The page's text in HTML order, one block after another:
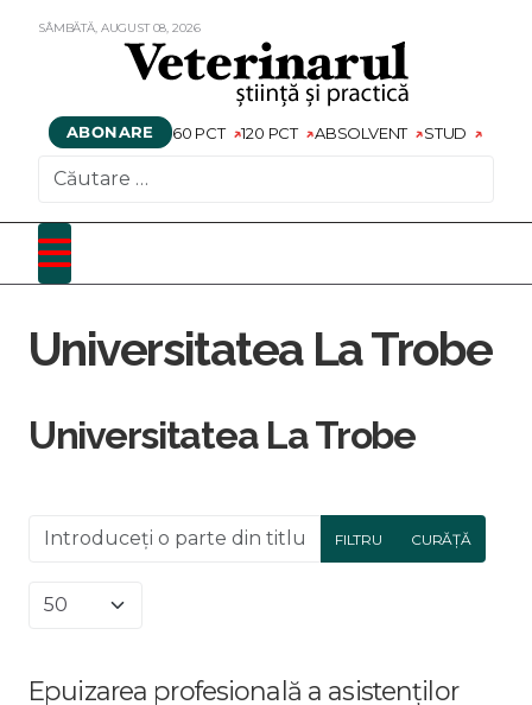
SÂMBĂTĂ, AUGUST08,2026
ABONARE 60 PCT 120 PCT ABSOLVENT STUD
Universitatea La Trobe
Universitatea La Trobe
Introduceți o parte din titlu. FILTRU CURĂȚĂ
Afișare #
Epuizarea profesională a asistenților